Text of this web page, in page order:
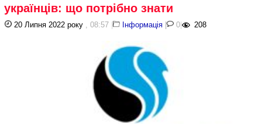
українців: що потрібно знати
20 Липня 2022 року , 08:57 | Інформація | 0| 208